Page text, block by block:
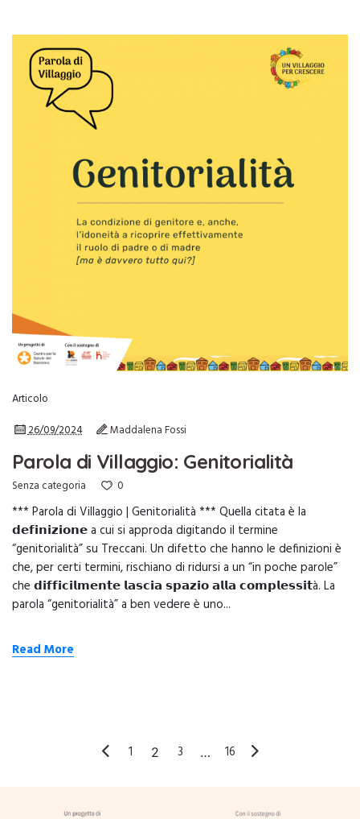
Articolo
26/09/2024
Maddalena Fossi
Parola di Villaggio: Genitorialità
Senza categoria 0
*** Parola di Villaggio | Genitorialità *** Quella citata è la
𝗱𝗲𝗳𝗶𝗻𝗶𝘇𝗶𝗼𝗻𝗲 a cui si approda digitando il termine
“genitorialità” su Treccani. Un difetto che hanno le definizioni è
che, per certi termini, rischiano di ridursi a un “in poche parole”
che 𝗱𝗶𝗳𝗳𝗶𝗰𝗶𝗹𝗺𝗲𝗻𝘁𝗲 𝗹𝗮𝘀𝗰𝗶𝗮 𝘀𝗽𝗮𝘇𝗶𝗼 𝗮𝗹𝗹𝗮 𝗰𝗼𝗺𝗽𝗹𝗲𝘀𝘀𝗶𝘁à. La
parola “genitorialità” a ben vedere è uno...
Read More
1 2 3 … 16